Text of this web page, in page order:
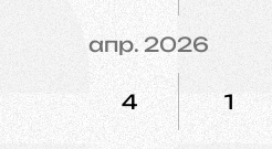
апр. 2026
4 1